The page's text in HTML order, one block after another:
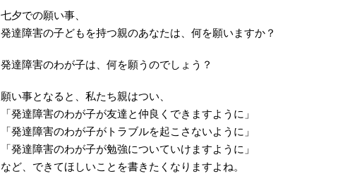
七夕での願い事、
発達障害の子どもを持つ親のあなたは、何を願いますか？
発達障害のわが子は、何を願うのでしょう？
願い事となると、私たち親はつい、
「発達障害のわが子が友達と仲良くできますように」
「発達障害のわが子がトラブルを起こさないように」
「発達障害のわが子が勉強についていけますように」
など、できてほしいことを書きたくなりますよね。